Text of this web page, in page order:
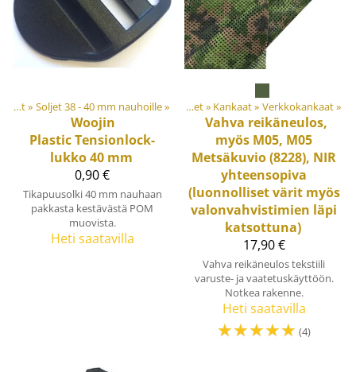
Soljet ja säätösoljet‪» Soljet 38 - 40 mm nauhoille‪»
Woojin
PlasticTensionlock-
lukko 40 mm
0,90 €
Tikapuusolki 40 mm nauhaan
pakkasta kestävästä POM
muovista.
Heti saatavilla
Tuotteet ‪» Materiaalit ja tarvikkeet‪» Kankaat‪» Verkkokankaat‪»
Vahva reikäneulos,
myös M05, M05
Metsäkuvio (8228), NIR
yhteensopiva
(luonnolliset värit myös
valonvahvistimien läpi
katsottuna)
17,90 €
Vahva reikäneulos tekstiili
varuste- ja vaatetuskäyttöön.
Notkea rakenne.
Heti saatavilla
☆☆☆☆☆ (4)